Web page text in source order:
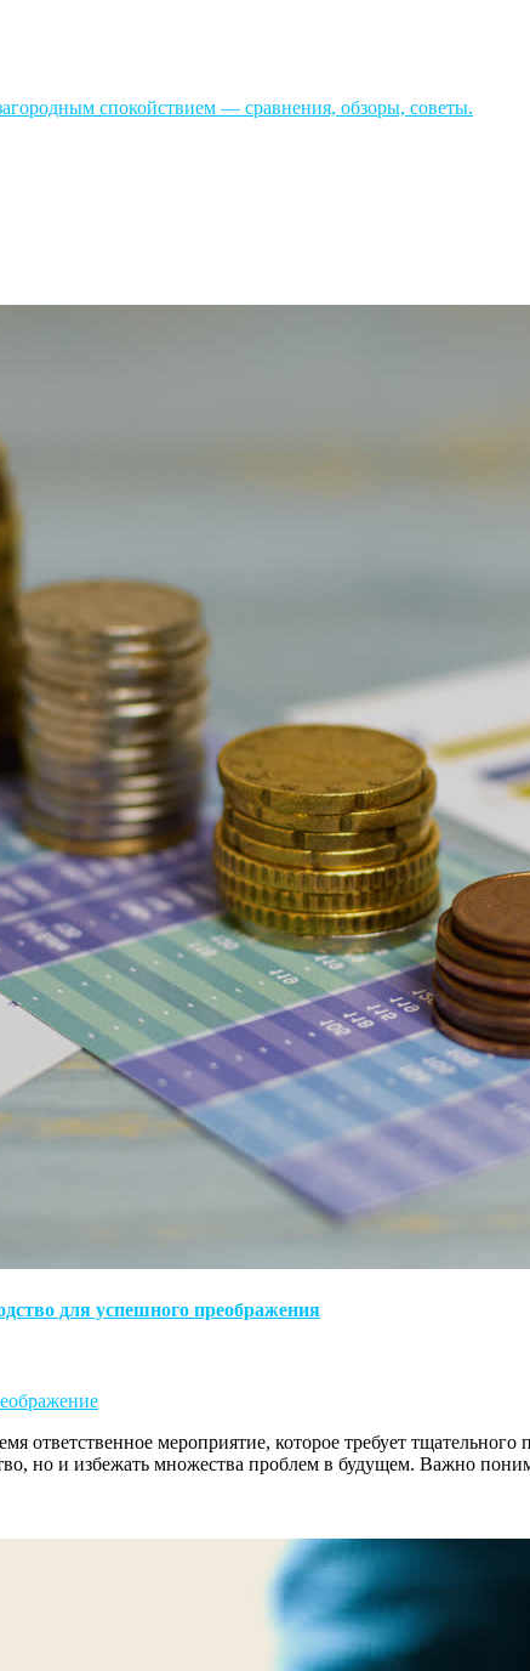
спокойствием — сравнения, обзоры, советы.
для успешного преображения
ответственное мероприятие, которое требует
но и избежать множества проблем в будущем. Важно